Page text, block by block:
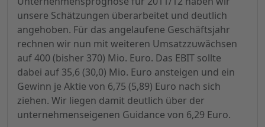
unsere Schätzungen überarbeitet und deutlich
angehoben. Für das angelaufene Geschäftsjahr
rechnen wir nun mit weiteren Umsatzzuwächsen
auf 400 (bisher 370) Mio. Euro. Das EBIT sollte
dabei auf 35,6 (30,0) Mio. Euro ansteigen und ein
Gewinn je Aktie von 6,75 (5,89) Euro nach sich
ziehen. Wir liegen damit deutlich über der
unternehmenseigenen Guidance von 6,29 Euro.